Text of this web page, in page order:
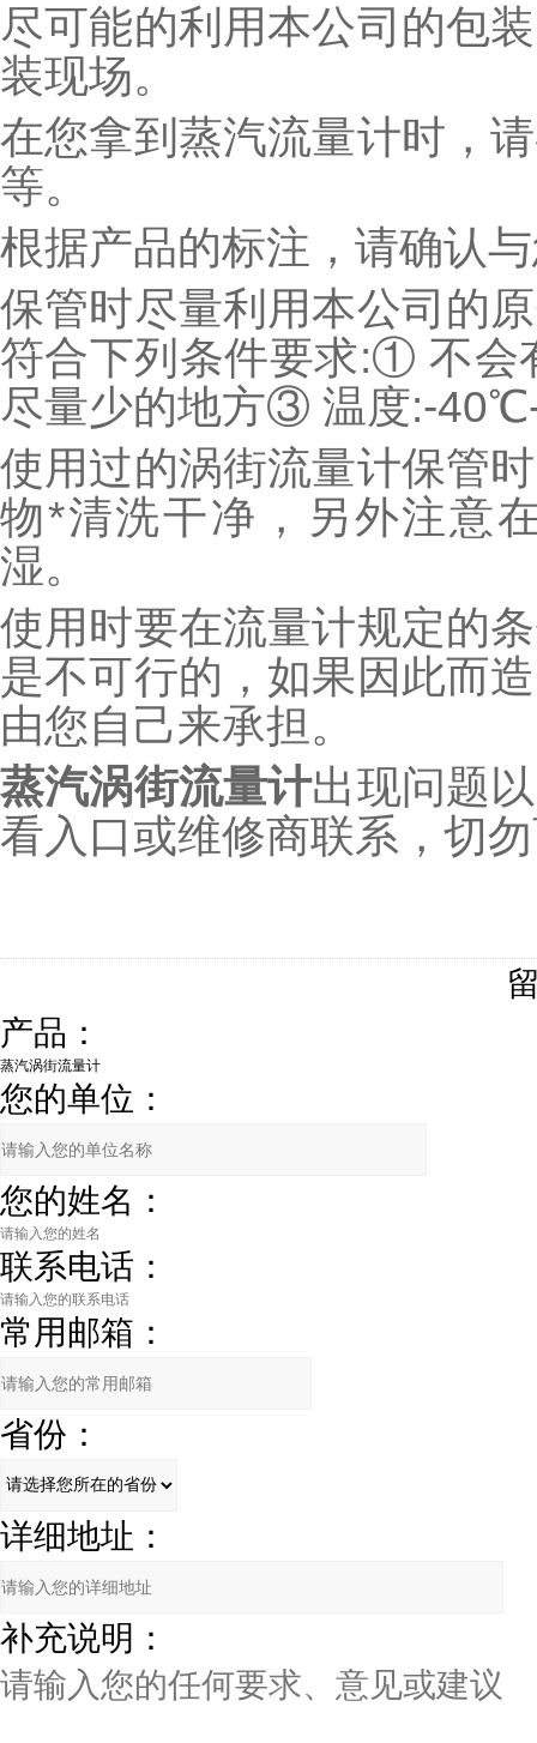
尽可能的利用本公司的包
装现场。
在您拿到蒸汽流量计时，
等。
根据产品的标注，请确认
保管时尽量利用本公司的
符合下列条件要求:① 不
尽量少的地方③ 温度:-
使用过的涡街流量计保管
物*清洗干净，另外注意
湿。
使用时要在流量计规定的
是不可行的，如果因此而
由您自己来承担。
蒸汽涡街流量计出现问题
看入口或维修商联系，切
产品：
您的单位：
您的姓名：
联系电话：
常用邮箱：
省份：
详细地址：
补充说明：